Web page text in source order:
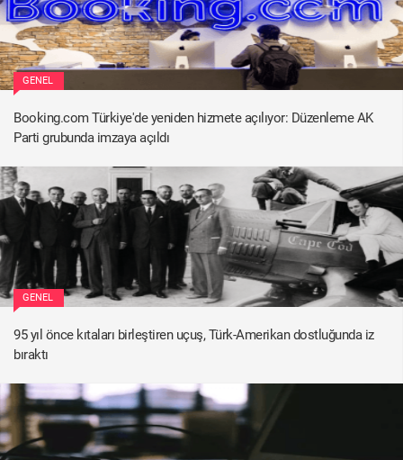
GENEL
Booking.com Türkiye'de yeniden hizmete açılıyor: Düzenleme AK
Parti grubunda imzaya açıldı
GENEL
95 yıl önce kıtaları birleştiren uçuş, Türk-Amerikan dostluğunda iz
bıraktı